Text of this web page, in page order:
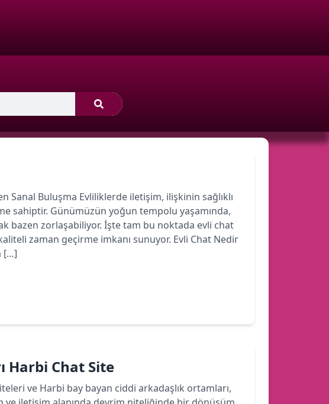
Sanal Buluşma Evliliklerde iletişim, ilişkinin sağlıklı
sahiptir. Günümüzün yoğun tempolu yaşamında,
bazen zorlaşabiliyor. İşte tam bu noktada evli chat
zaman geçirme imkanı sunuyor. Evli Chat Nedir
[…]
Harbi Chat Site
ve Harbi bay bayan ciddi arkadaşlık ortamları,